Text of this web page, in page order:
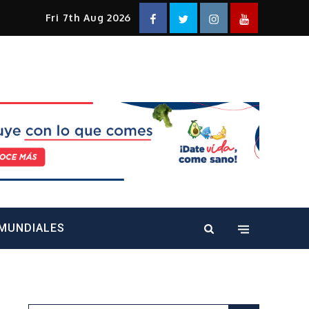
Fri 7th Aug 2026 FacebookTwitterInstagramYouTube